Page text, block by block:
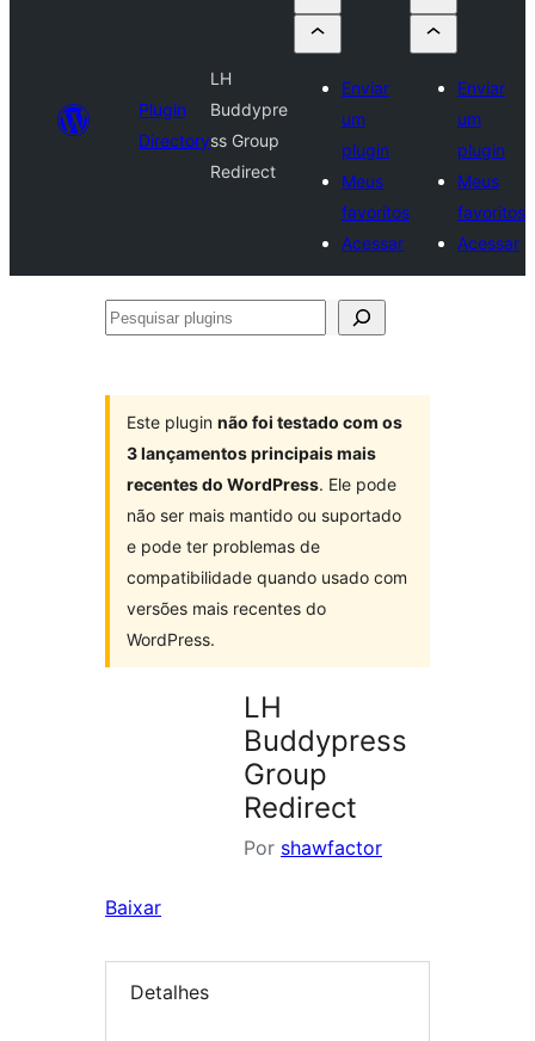
Plugin
Directory
LH
Buddypre
ss Group
Redirect
Enviar
um
plugin
Meus
favoritos
Acessar
Enviar
um
plugin
Meus
favoritos
Acessar
Pesquisar
Este plugin não foi testado com os
3 lançamentos principais mais
recentes do WordPress. Ele pode
não ser mais mantido ou suportado
e pode ter problemas de
compatibilidade quando usado com
versões mais recentes do
WordPress.
LH
Buddypress
Group
Redirect
Por shawfactor
Baixar
Detalhes